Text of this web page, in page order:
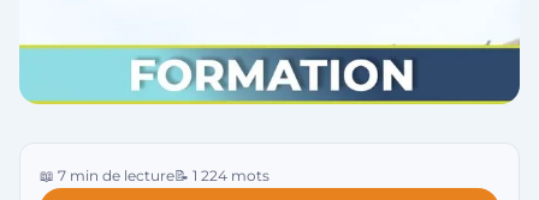
📖 7 min de lecture📝 1 224 mots